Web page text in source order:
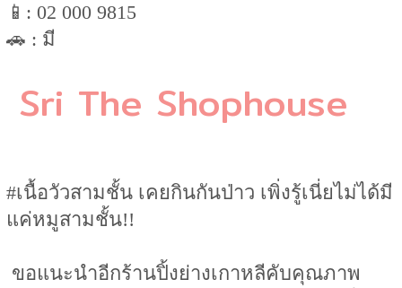
📱: 02 000 9815
🚗 : มี
Sri The Shophouse
#เนื้อวัวสามชั้น เคยกินกันป่าว เพิ่งรู้เนี่ยไม่ได้มี
แค่หมูสามชั้น!!
ขอแนะนำอีกร้านปิ้งย่างเกาหลีคับคุณภาพ